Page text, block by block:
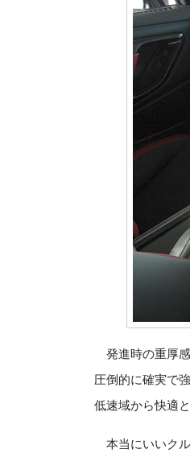
発進時の重厚
圧倒的に確実で
低速域から快適
本当にいいク